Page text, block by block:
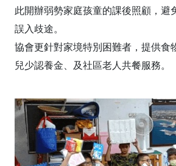
此開辦弱勢家庭孩童的課後照顧，避
誤入歧途。
協會更針對家境特別困難者，提供食
兒少認養金、及社區老人共餐服務。